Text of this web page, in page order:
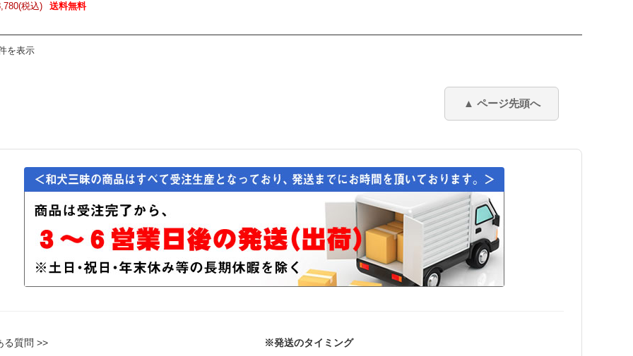
(税込) 送料無料
を表示
る質問 >>
※発送のタイミング